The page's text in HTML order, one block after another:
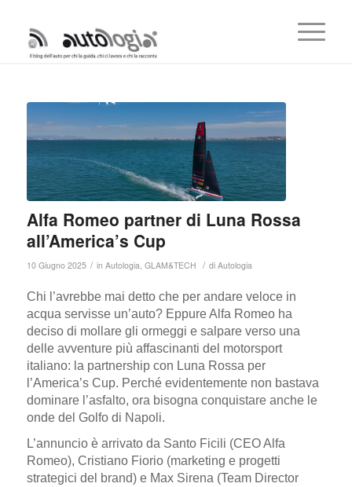
Alfa Romeo partner di Luna Rossa
all’America’s Cup
10 Giugno 2025 / in Autologia GLAM&TECH / di Autologia
Chi l’avrebbe mai detto che per andare veloce in
acqua servisse un’auto? Eppure Alfa Romeo ha
deciso di mollare gli ormeggi e salpare verso una
delle avventure più affascinanti del motorsport
italiano: la partnership con Luna Rossa per
l’America’s Cup. Perché evidentemente non bastava
dominare l’asfalto, ora bisogna conquistare anche le
onde del Golfo di Napoli.
L’annuncio è arrivato da Santo Ficili (CEO Alfa
Romeo), Cristiano Fiorio (marketing e progetti
strategici del brand) e Max Sirena (Team Director